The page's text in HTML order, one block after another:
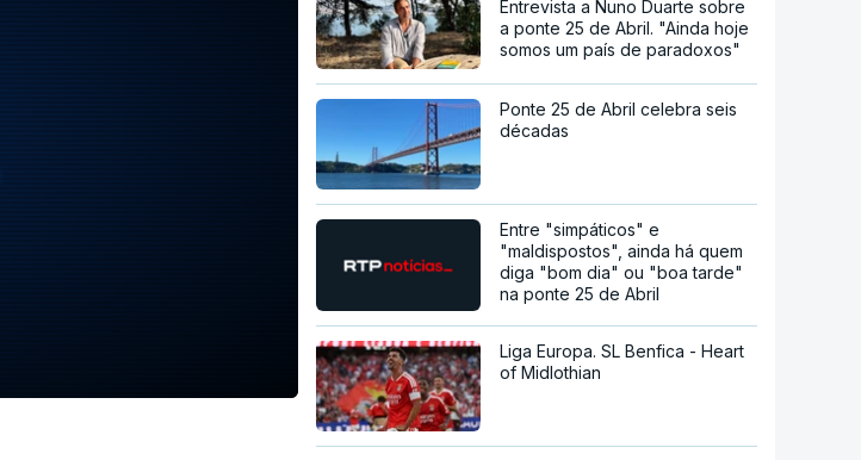
Entrevista a Nuno Duarte sobre
a ponte 25 de Abril. "Ainda hoje
somos um país de paradoxos"
Ponte 25 de Abril celebra seis
décadas
Entre "simpáticos" e
"maldispostos", ainda há quem
diga "bom dia" ou "boa tarde"
na ponte 25 de Abril
Liga Europa. SL Benfica - Heart
of Midlothian